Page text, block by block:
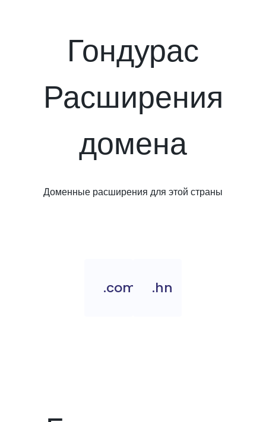
Гондурас
Расширения
домена
Доменные расширения для этой страны
.com.hn.hn